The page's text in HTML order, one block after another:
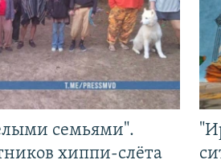
семьями".
хиппи-слёта